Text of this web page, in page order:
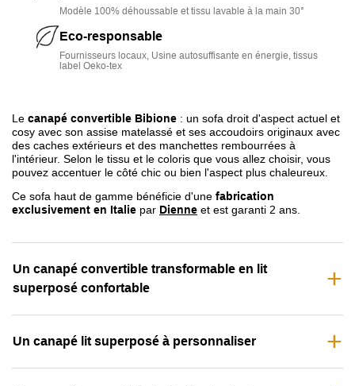
Modèle 100% déhoussable et tissu lavable à la main 30°
Eco-responsable
Fournisseurs locaux, Usine autosuffisante en énergie, tissus
label Oeko-tex
Le canapé convertible Bibione : un sofa droit d'aspect actuel et
cosy avec son assise matelassé et ses accoudoirs originaux avec
des caches extérieurs et des manchettes rembourrées à
l'intérieur. Selon le tissu et le coloris que vous allez choisir, vous
pouvez accentuer le côté chic ou bien l'aspect plus chaleureux.
Ce sofa haut de gamme bénéficie d'une fabrication
exclusivement en Italie par Dienne et est garanti 2 ans.
Un canapé convertible transformable en lit
superposé confortable
Un canapé lit superposé à personnaliser